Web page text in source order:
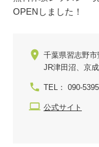
OPENしました！
千葉県習志野
JR津田沼、京
TEL： 090-
公式サイト